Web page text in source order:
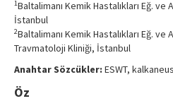
Contact Us
1Baltalimanı Kemik Hastalıkları Eğ.
İstanbul
2Baltalimanı Kemik Hastalıkları Eğ.
Travmatoloji Kliniği, İstanbul
Anahtar Sözcükler: ESWT,
Öz